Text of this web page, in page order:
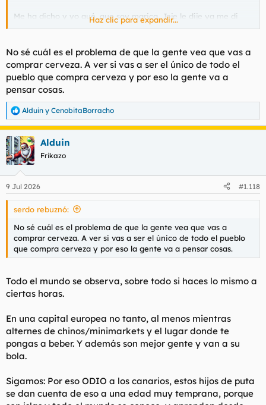
Me ha dicho y yo qué, que soy marica. Jeje le dije ya me di
cuenta desde el primer momento. Y que ser marica es normal,
Me dijo que eso es una enfermedad y tal y nosequé que tiene
que ser aceptada o algo así.
Le dije que no quiero ser conocido como el borracho yonkarra
del barrio, que la gente se da cuenta de todo.
Pues me ha recomendadoque vaya por la
calle transitada
atrás de donde vivo, que suele estar casi vacia. No sé la lógica
de eso. Será para que no me vuelva más loco y aislado.
Las adiciones y el aislamiento amics.
Haz clic para expandir...
No sé cuál es el problema de que la gente vea que vas a
comprar cerveza. A ver si vas a ser el único de todo el
pueblo que compra cerveza y por eso la gente va a
pensar cosas.
R
e
a
c
c
i
e
s
Alduin y CenobitaBorracho
Alduin
Frikazo
9 Jul 2026 #1.118
serdo rebuznó:
No sé cuál es el problema de que la gente vea que vas a
comprar cerveza. A ver si vas a ser el único de todo el pueblo
que compra cerveza y por eso la gente va a pensar cosas.
Todo el mundo se observa, sobre todo si haces lo mismo a
ciertas horas.
En una capital europea no tanto, al menos mientras
alternes de chinos/minimarkets y el lugar donde te
pongas a beber. Y además son mejor gente y van a su
bola.
Sigamos: Por eso ODIO a los canarios, estos hijos de puta
se dan cuenta de eso a una edad muy temprana, porque